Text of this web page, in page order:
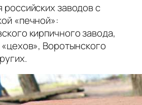
российских заводов с
«печной»:
кирпичного завода,
«цехов», Воротынского